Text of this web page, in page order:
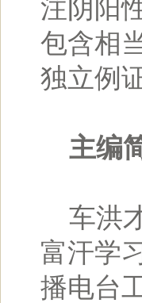
注阴阳
包含相
独立例
主编
车洪
富汗学
播电台